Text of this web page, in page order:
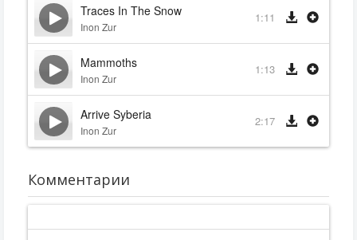
Traces In The Snow
Inon Zur
1:11
Mammoths
Inon Zur
1:13
Arrive Syberia
Inon Zur
2:17
Комментарии